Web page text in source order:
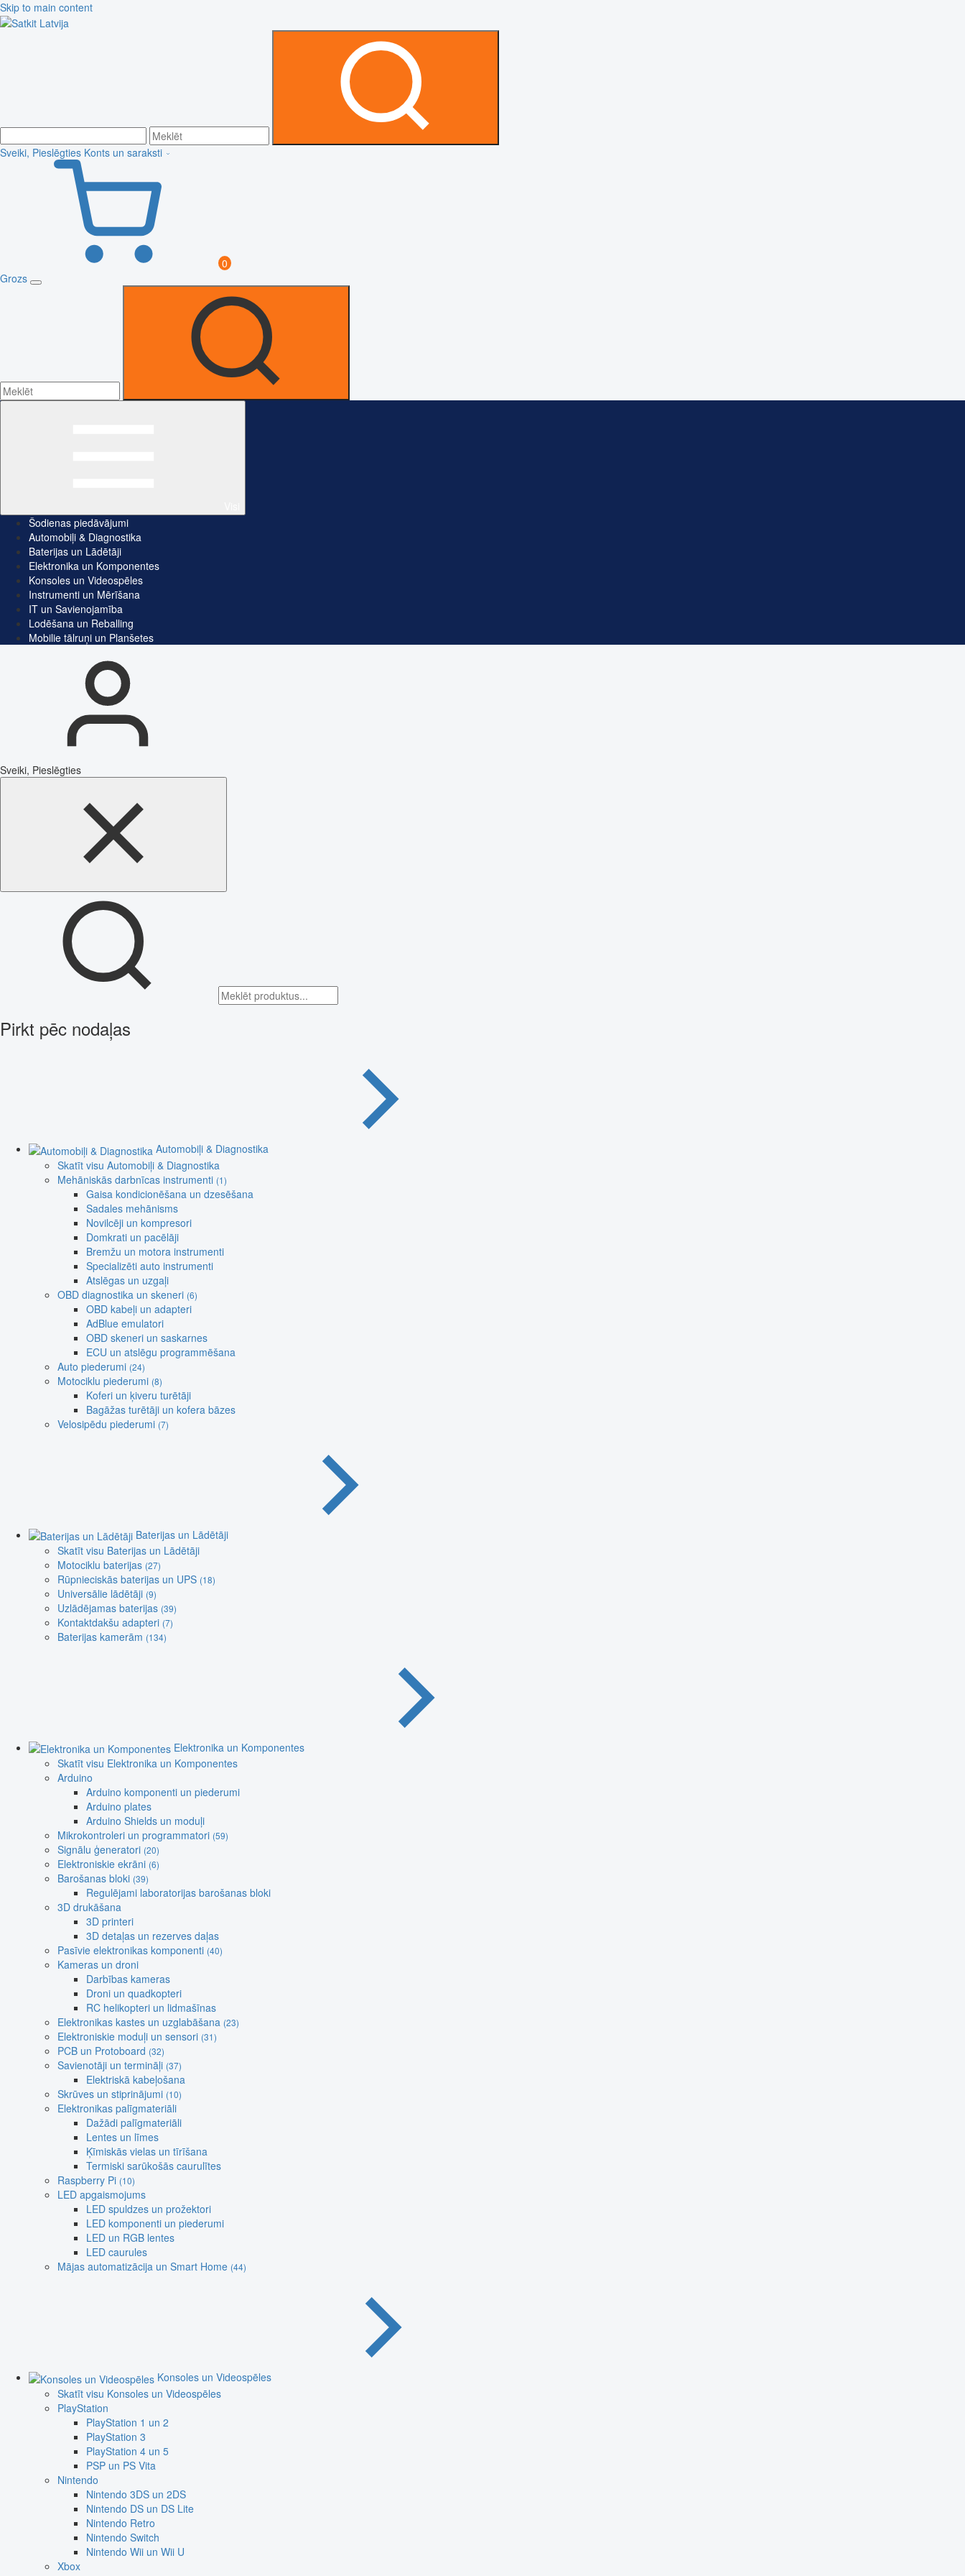
Skip to main content
Sveiki, Pieslēgties Konts un saraksti
0
Grozs
Šodienas piedāvājumi
Automobiļi & Diagnostika
Baterijas un Lādētāji
Elektronika un Komponentes
Konsoles un Videospēles
Instrumenti un Mērīšana
IT un Savienojamība
Lodēšana un Reballing
Mobilie tālruņi un Planšetes
Sveiki, Pieslēgties
Pirkt pēc nodaļas
Automobiļi & Diagnostika
Skatīt visu Automobiļi & Diagnostika
Mehāniskās darbnīcas instrumenti (1)
Gaisa kondicionēšana un dzesēšana
Sadales mehānisms
Novilcēji un kompresori
Domkrati un pacēlāji
Bremžu un motora instrumenti
Specializēti auto instrumenti
Atslēgas un uzgaļi
OBD diagnostika un skeneri (6)
OBD kabeļi un adapteri
AdBlue emulatori
OBD skeneri un saskarnes
ECU un atslēgu programmēšana
Auto piederumi (24)
Motociklu piederumi (8)
Koferi un ķiveru turētāji
Bagāžas turētāji un kofera bāzes
Velosipēdu piederumi (7)
Baterijas un Lādētāji
Skatīt visu Baterijas un Lādētāji
Motociklu baterijas (27)
Rūpnieciskās baterijas un UPS (18)
Universālie lādētāji (9)
Uzlādējamas baterijas (39)
Kontaktdakšu adapteri (7)
Baterijas kamerām (134)
Elektronika un Komponentes
Skatīt visu Elektronika un Komponentes
Arduino
Arduino komponenti un piederumi
Arduino plates
Arduino Shields un moduļi
Mikrokontroleri un programmatori (59)
Signālu ģeneratori (20)
Elektroniskie ekrāni (6)
Barošanas bloki (39)
Regulējami laboratorijas barošanas bloki
3D drukāšana
3D printeri
3D detaļas un rezerves daļas
Pasīvie elektronikas komponenti (40)
Kameras un droni
Darbības kameras
Droni un quadkopteri
RC helikopteri un lidmašīnas
Elektronikas kastes un uzglabāšana (23)
Elektroniskie moduļi un sensori (31)
PCB un Protoboard (32)
Savienotāji un termināļi (37)
Elektriskā kabeļošana
Skrūves un stiprinājumi (10)
Elektronikas palīgmateriāli
Dažādi palīgmateriāli
Lentes un līmes
Ķīmiskās vielas un tīrīšana
Termiski sarūkošās caurulītes
Raspberry Pi (10)
LED apgaismojums
LED spuldzes un prožektori
LED komponenti un piederumi
LED un RGB lentes
LED caurules
Mājas automatizācija un Smart Home (44)
Konsoles un Videospēles
Skatīt visu Konsoles un Videospēles
PlayStation
PlayStation 1 un 2
PlayStation 3
PlayStation 4 un 5
PSP un PS Vita
Nintendo
Nintendo 3DS un 2DS
Nintendo DS un DS Lite
Nintendo Retro
Nintendo Switch
Nintendo Wii un Wii U
Xbox